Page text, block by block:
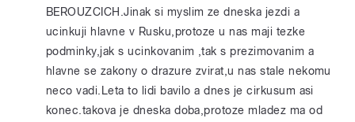
BEROUZCICH.Jinak si myslim ze dneska jezdi a
ucinkuji hlavne v Rusku,protoze u nas maji tezke
podminky,jak s ucinkovanim ,tak s prezimovanim a
hlavne se zakony o drazure zvirat,u nas stale nekomu
neco vadi.Leta to lidi bavilo a dnes je cirkusum asi
konec.takova je dneska doba,protoze mladez ma od